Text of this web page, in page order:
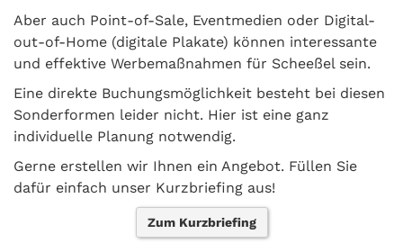
Aber auch Point-of-Sale, Eventmedien oder Digital-
out-of-Home (digitale Plakate) können interessante
und effektive Werbemaßnahmen für Scheeßel sein.
Eine direkte Buchungsmöglichkeit besteht bei diesen
Sonderformen leider nicht. Hier ist eine ganz
individuelle Planung notwendig.
Gerne erstellen wir Ihnen ein Angebot. Füllen Sie
dafür einfach unser Kurzbriefing aus!
Zum Kurzbriefing